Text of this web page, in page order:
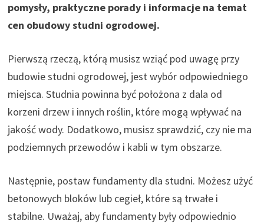
pomysły, praktyczne porady i informacje na temat
cen obudowy studni ogrodowej.
Pierwszą rzeczą, którą musisz wziąć pod uwagę przy
budowie studni ogrodowej, jest wybór odpowiedniego
miejsca. Studnia powinna być położona z dala od
korzeni drzew i innych roślin, które mogą wpływać na
jakość wody. Dodatkowo, musisz sprawdzić, czy nie ma
podziemnych przewodów i kabli w tym obszarze.
Następnie, postaw fundamenty dla studni. Możesz użyć
betonowych bloków lub cegieł, które są trwałe i
stabilne. Uważaj, aby fundamenty były odpowiednio